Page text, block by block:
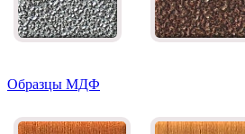
Образцы МДФ